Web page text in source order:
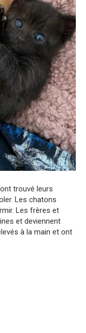
trouvé leurs
Les chatons
Les frères et
et deviennent
à la main et ont